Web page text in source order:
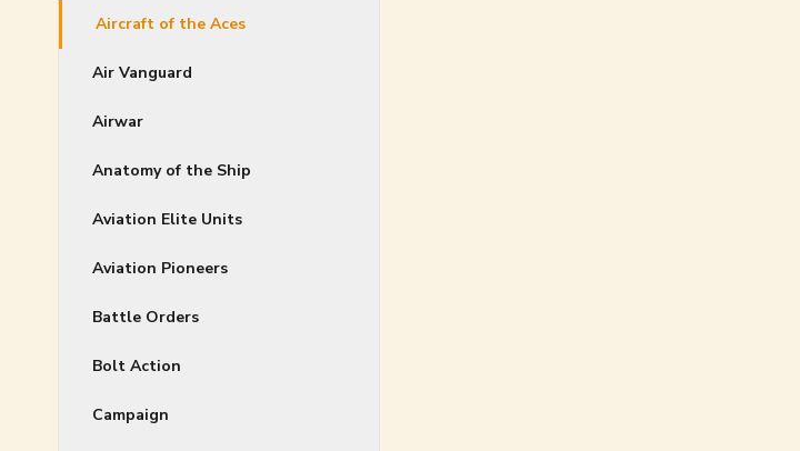
Aircraft of the Aces
Air Vanguard
Airwar
Anatomy of the Ship
Aviation Elite Units
Aviation Pioneers
Battle Orders
Bolt Action
Campaign